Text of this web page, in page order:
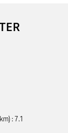
7.1